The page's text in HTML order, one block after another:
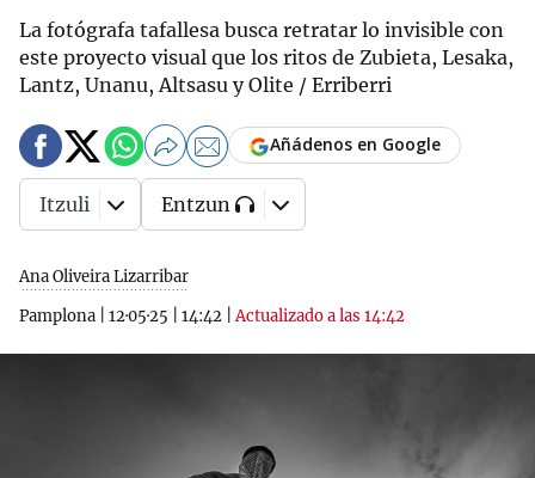
La fotógrafa tafallesa busca retratar lo invisible con
este proyecto visual que los ritos de Zubieta, Lesaka,
Lantz, Unanu, Altsasu y Olite / Erriberri
Ana Oliveira Lizarribar
Pamplona
12·05·25 14:42 |Actualizado a las 14:42
Añádenos en Google
Itzuli Entzun